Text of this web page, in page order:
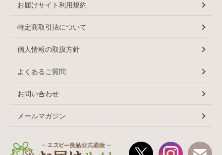
お届けサイト利用規約
特定商取引法について
個人情報の取扱方針
よくあるご質問
お問い合わせ
メールマガジン